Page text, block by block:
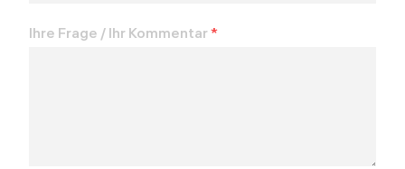
Ihre Frage / Ihr Kommentar*